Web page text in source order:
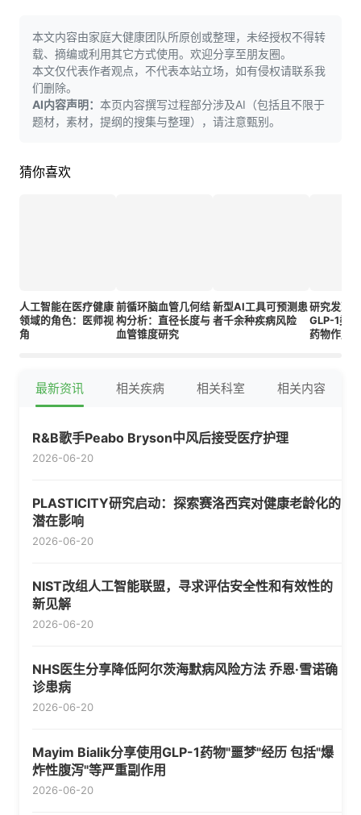
本文内容由家庭大健康团队所原创或整理，未经授权不得转
载、摘编或利用其它方式使用。欢迎分享至朋友圈。
本文仅代表作者观点，不代表本站立场，如有侵权请联系我
们删除。
AI内容声明： 本页内容撰写过程部分涉及AI（包括且不限于
题材，素材，提纲的搜集与整理），请注意甄别。
猜你喜欢
人工智能在医疗健康
领域的角色：医师视
角
前循环脑血管几何结
构分析：直径长度与
血管锥度研究
新型AI工具可预测患
者千余种疾病风险
研究发现α
GLP-1类
药物作用
最新资讯 相关疾病 相关科室 相关内容
R&B歌手Peabo Bryson中风后接受医疗护理
2026-06-20
PLASTICITY研究启动：探索赛洛西宾对健康老龄化的
潜在影响
2026-06-20
NIST改组人工智能联盟，寻求评估安全性和有效性的
新见解
2026-06-20
NHS医生分享降低阿尔茨海默病风险方法 乔恩·雪诺确
诊患病
2026-06-20
Mayim Bialik分享使用GLP-1药物"噩梦"经历 包括"爆
炸性腹泻"等严重副作用
2026-06-20